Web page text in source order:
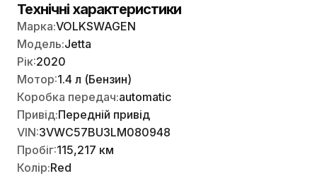
Технічні характеристики
Марка:VOLKSWAGEN
Модель:Jetta
Рік:2020
Мотор:1.4 л (Бензин)
Коробка передач:automatic
Привід:Передній привід
VIN:3VWC57BU3LM080948
Пробіг:115,217 км
Колір:Red